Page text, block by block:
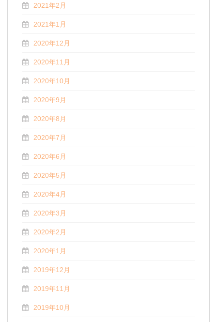
2021年2月
2021年1月
2020年12月
2020年11月
2020年10月
2020年9月
2020年8月
2020年7月
2020年6月
2020年5月
2020年4月
2020年3月
2020年2月
2020年1月
2019年12月
2019年11月
2019年10月